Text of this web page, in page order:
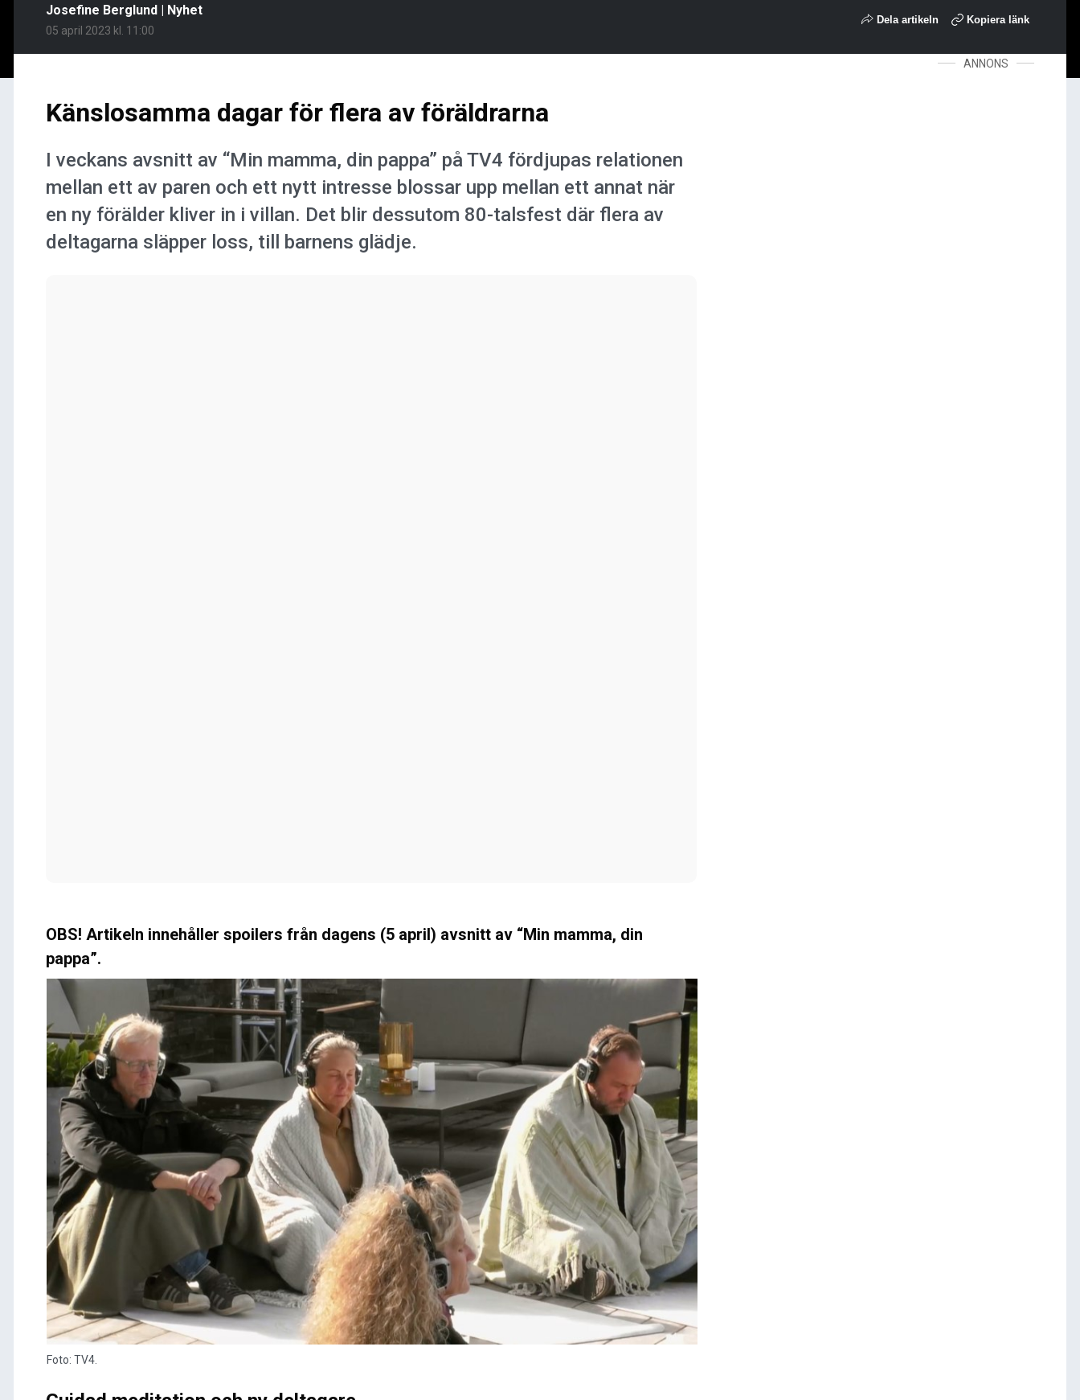
Josefine Berglund | Nyhet
05 april 2023 kl. 11:00
Dela artikeln Kopiera länk
Känslosamma dagar för flera av föräldrarna
I veckans avsnitt av “Min mamma, din pappa” på TV4 fördjupas relationen
mellan ett av paren och ett nytt intresse blossar upp mellan ett annat när
en ny förälder kliver in i villan. Det blir dessutom 80-talsfest där flera av
deltagarna släpper loss, till barnens glädje.
OBS! Artikeln innehåller spoilers från dagens (5 april) avsnitt av “Min mamma, din
pappa”.
Foto: TV4.
ANNONS